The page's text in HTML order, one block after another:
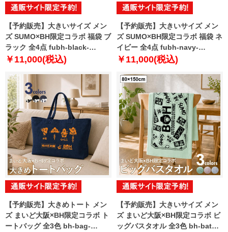
【予約販売】大きいサイズ メン
ズ SUMO×BH限定コラボ 福袋 ブ
ラック 全4点 fubh-black-
sumo999-b【10月下旬発送予
￥11,000(税込)
【予約販売】大きいサイズ メン
ズ SUMO×BH限定コラボ 福袋 ネ
イビー 全4点 fubh-navy-
sumo999-b【10月下旬発送予
￥11,000(税込)
【予約販売】大きめトート メン
ズ まいど大阪×BH限定コラボ ト
ートバッグ 全3色 bh-bag-
【予約販売】大きいサイズ メン
ズ まいど大阪×BH限定コラボ ビ
ッグバスタオル 全3色 bh-bath-